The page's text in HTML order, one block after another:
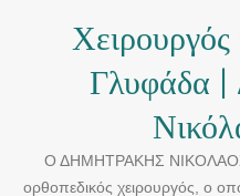
Χειρουργός
Γλυφάδα |
Ο ΔΗΜΗΤΡΑΚΗΣ ΝΙΚΟΛΑΟΣ
ορθοπεδικός χειρουργός, ο